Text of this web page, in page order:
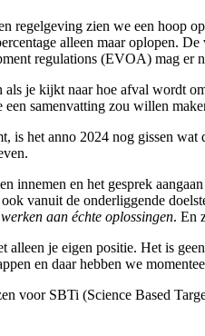
regelgeving zien we een
alleen maar oplopen.
regulations (EVOA) mag er
je kijkt naar hoe afval wordt
samenvatting zou willen
is het anno 2024 nog gissen
innemen en het gesprek
vanuit de onderliggende
werken aan échte oplossingen. En
alleen je eigen positie. Het is
en daar hebben we
voor SBTi (Science Based